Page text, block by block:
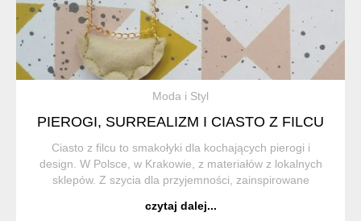
Moda i Styl
PIEROGI, SURREALIZM I CIASTO Z FILCU
Ciasto z filcu to smakołyki dla kochających pierogi i
design. W Polsce, w Krakowie, z materiałów z lokalnych
sklepów. Z szycia dla przyjemności, zainspirowane
ustanowienia polskiego symbolu; ap...
czytaj dalej...